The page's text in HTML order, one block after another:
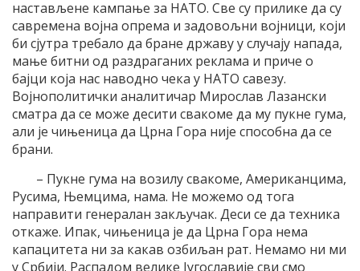
настављене кампање за НАТО. Све су прилике да су
савремена војна опрема и задовољни војници, који
би сјутра требало да бране државу у случају напада,
мање битни од раздраганих реклама и приче о
бајци која нас наводно чека у НАТО савезу.
Војнополитички аналитичар Мирослав Лазански
сматра да се може десити свакоме да му пукне гума,
али је чињеница да Црна Гора није способна да се
брани.
– Пукне гума на возилу свакоме, Американцима,
Русима, Њемцима, нама. Не можемо од тога
направити генералан закључак. Деси се да техника
откаже. Ипак, чињеница је да Црна Гора нема
капацитета ни за какав озбиљан рат. Немамо ни ми
у Србији. Распадом велике Југославије сви смо